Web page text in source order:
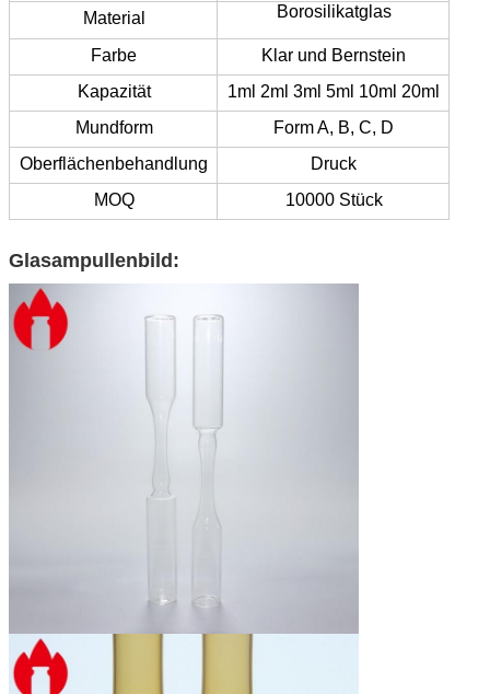
Material Borosilikatglas
Farbe
Klar und Bernstein
Kapazität
1ml 2ml 3ml 5ml 10ml 20ml
Mundform
Form A, B, C, D
Oberflächenbehandlung
Druck
MOQ
10000 Stück
Glasampullenbild: